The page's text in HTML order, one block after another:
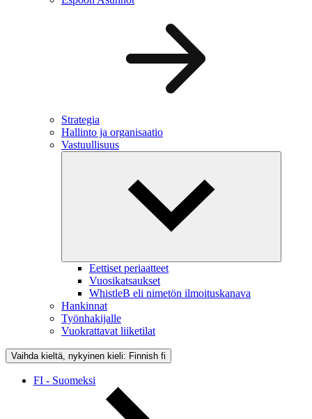
Strategia
Hallinto ja organisaatio
Vastuullisuus
Eettiset periaatteet
Vuosikatsaukset
WhistleB eli nimetön ilmoituskanava
Hankinnat
Työnhakijalle
Vuokrattavat liiketilat
Vaihda kieltä, nykyinen kieli: Finnish fi
FI - Suomeksi